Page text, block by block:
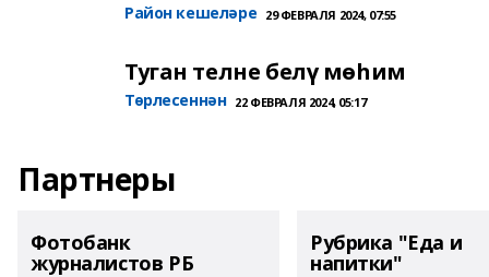
Район кешеләре 29 ФЕВРАЛЯ 2024, 07:55
Туган телне белү мөһим
Төрлесеннән 22 ФЕВРАЛЯ 2024, 05:17
Партнеры
Фотобанк
журналистов РБ
Рубрика "Еда и
напитки"